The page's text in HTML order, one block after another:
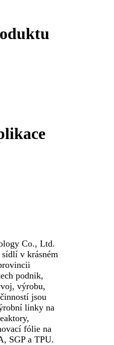
Co., Ltd.
v krásném
podnik,
výrobu,
jsou
linky na
fólie na
SGP a TPU.